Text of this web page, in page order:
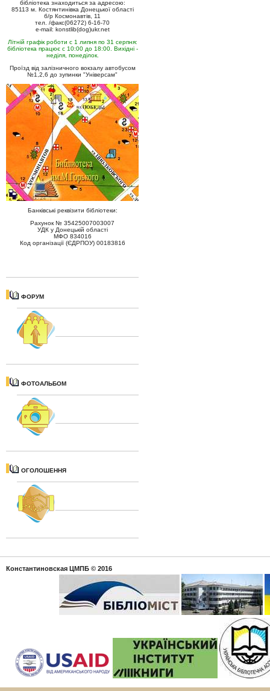
бібліотека знаходиться за адресою:
85113 м. Костянтинівка Донецької області
б/р Космонавтів, 11
тел. /факс(06272) 6-16-70
e-mail: konstlib(dog)ukr.net
Літній графік роботи с 1 липня по 31 серпня:
бібліотека працює с 10:00 до 18:00. Вихідні -
неділя, понеділок.
Проїзд від залізничного вокзалу автобусом
№1,2,6 до зупинки "Універсам"
Банківські реквізити бібліотеки:
Рахунок № 35425007003007
УДК у Донецькій області
МФО 834016
Код організації (ЄДРПОУ) 00183816
ФОРУМ
ФОТОАЛЬБОМ
ОГОЛОШЕННЯ
Константиновская ЦМПБ © 2016